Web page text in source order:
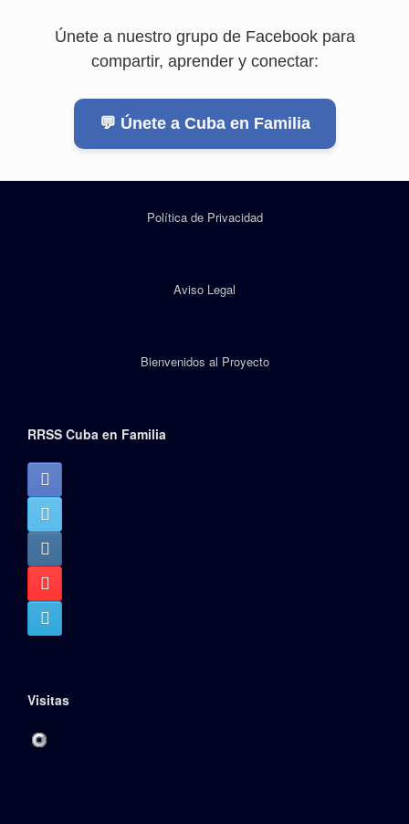
Únete a nuestro grupo de Facebook para
compartir, aprender y conectar:
💬 Únete a Cuba en Familia
Política de Privacidad
Aviso Legal
Bienvenidos al Proyecto
RRSS Cuba en Familia
Visitas